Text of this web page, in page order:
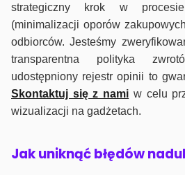
strategiczny krok w
(minimalizacji oporów
odbiorców. Jesteśmy
transparentna polityka
udostępniony rejestr opinii to
Skontaktuj się z nami w celu
wizualizacji na gadżetach.
Jak uniknąć błędów